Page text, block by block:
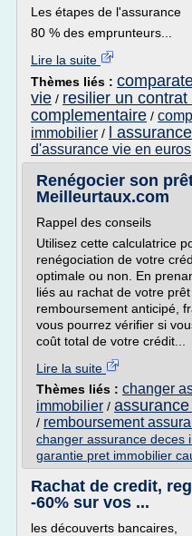
Les étapes de l'assurance
80 % des emprunteurs...
Lire la suite
Thèmes liés :
vie / resilier un
complementaire /
immobilier / l
d'assurance vie en euros
Renégocier son
Meilleurtaux.com
Rappel des conseils
Utilisez cette calculatrice
renégociation de votre
optimale ou non. En
liés au rachat de votre
remboursement anticipé,
vous pourrez vérifier si
coût total de votre crédit...
Lire la suite
Thèmes liés : changer
immobilier /
/ remboursement
changer assurance deces
garantie pret immobilier
Rachat de credit,
-60% sur vos ...
les découverts bancaires,